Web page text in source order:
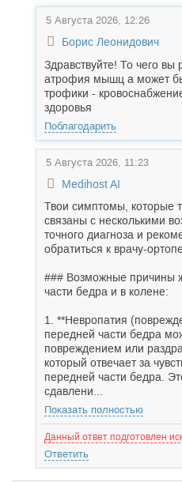
5 Августа 2026, 12:26
Борис Леонидович
Здравствуйте! То чего вы
атрофия мышц а может
трофики -
здоровья
Поблагодарить
5 Августа 2026, 11:23
Medihost AI
Твои симптомы, которые
связаны с несколькими
точного диагноза и
обратиться к врачу-
### Возможные причины
части бедра и в колене:
1. **Невропатия
передней части бедра
повреждением или
который отвечает за
передней части бедра.
сдавлени...
Показать полностью
Данный ответ подготовлен
Ответить